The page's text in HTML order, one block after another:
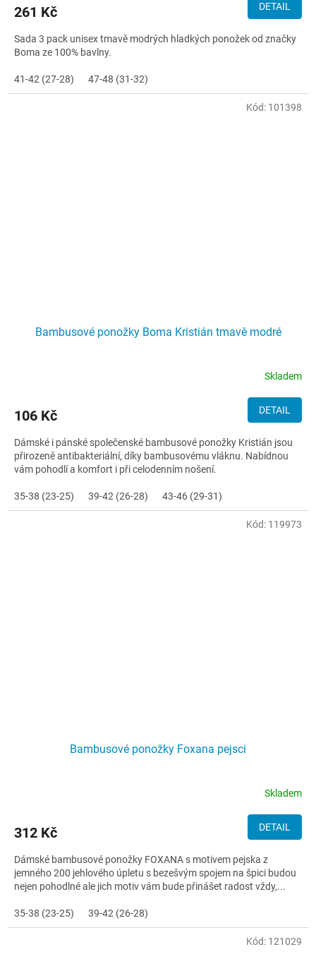
261 Kč DETAIL
Sada 3 pack unisex tmavě modrých hladkých ponožek od značky
Boma ze 100% bavlny.
41-42 (27-28) 47-48 (31-32)
Bambusové ponožky Boma Kristián tmavě modré
Skladem
106 Kč DETAIL
Dámské i pánské společenské bambusové ponožky Kristián jsou
přirozeně antibakteriální, díky bambusovému vláknu. Nabídnou
vám pohodlí a komfort i při celodenním nošení.
35-38 (23-25) 39-42 (26-28) 43-46 (29-31)
Kód: 101398
Bambusové ponožky Foxana pejsci
Skladem
312 Kč DETAIL
Dámské bambusové ponožky FOXANA s motivem pejska z
jemného 200 jehlového úpletu s bezešvým spojem na špici budou
nejen pohodlné ale jich motiv vám bude přinášet radost vždy,...
35-38 (23-25) 39-42 (26-28)
Kód: 119973
Kód: 121029